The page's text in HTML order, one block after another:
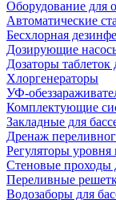
Оборудование для
Автоматические
Беcхлорная
Дозирующие
Дозаторы таблеток
Хлоргенераторы
УФ-
Комплектующие
Закладные для
Дренаж
Регуляторы уровня
Стеновые проходы
Переливные
Водозаборы для